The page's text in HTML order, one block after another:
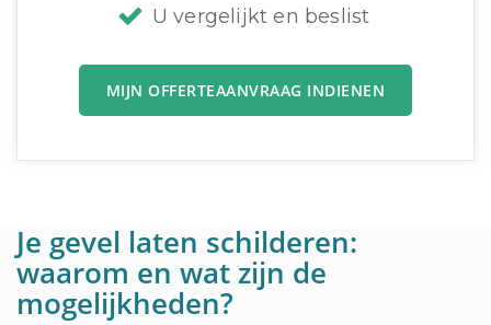
U vergelijkt en beslist
MIJN OFFERTEAANVRAAG INDIENEN
Je gevel laten schilderen:
waarom en wat zijn de
mogelijkheden?